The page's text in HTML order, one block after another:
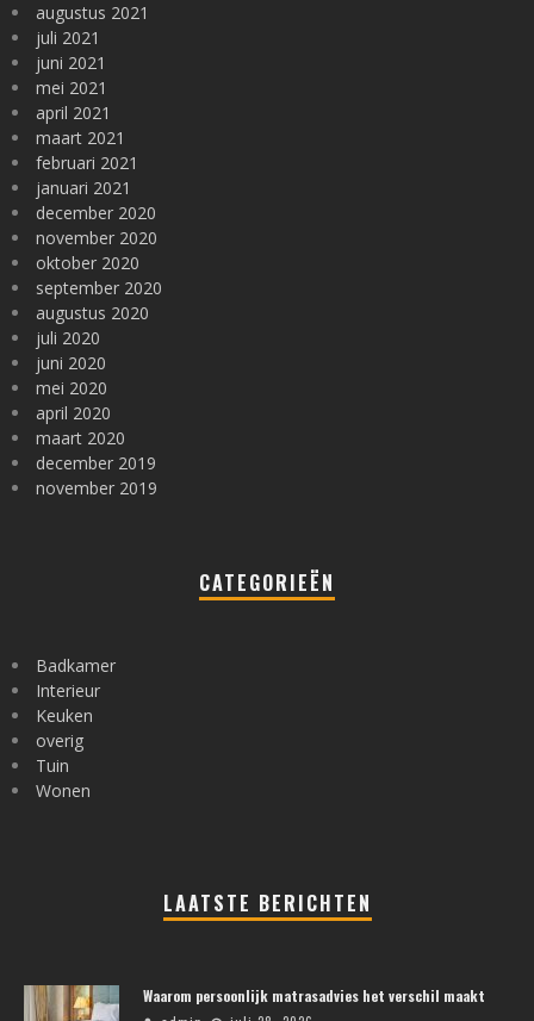
augustus 2021
juli 2021
juni 2021
mei 2021
april 2021
maart 2021
februari 2021
januari 2021
december 2020
november 2020
oktober 2020
september 2020
augustus 2020
juli 2020
juni 2020
mei 2020
april 2020
maart 2020
december 2019
november 2019
CATEGORIEËN
Badkamer
Interieur
Keuken
overig
Tuin
Wonen
LAATSTE BERICHTEN
Waarom persoonlijk matrasadvies het verschil maakt